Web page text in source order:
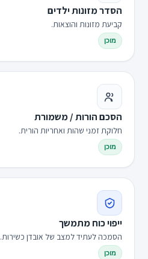
הסדר מזונות ילדים
קביעת מזונות והוצאות.
מוכן
הסכם הורות / משמורת
חלוקת זמני שהות ואחריות הורית.
מוכן
ייפוי כוח מתמשך
הסמכה לעתיד למצב של אובדן כשירות.
מוכן